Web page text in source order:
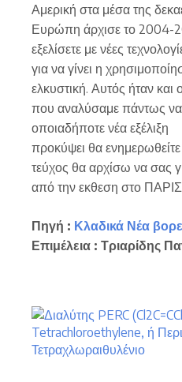
Αμερική στα μέσα της
Ευρώπη άρχισε το 2004-
εξελίσετε με νέες
για να γίνει η
ελκυστική. Αυτός ήταν και
που αναλύσαμε πάντως να
οποιαδήποτε νέα εξέλιξη
προκύψει θα
τεύχος θα αρχίσω να σας
από την εκθεση στο
Πηγή : Κλαδικά Νέα
Επιμέλεια : Τριαρίδης